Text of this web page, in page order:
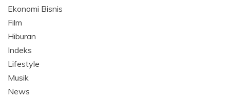
Ekonomi Bisnis
Film
Hiburan
Indeks
Lifestyle
Musik
News